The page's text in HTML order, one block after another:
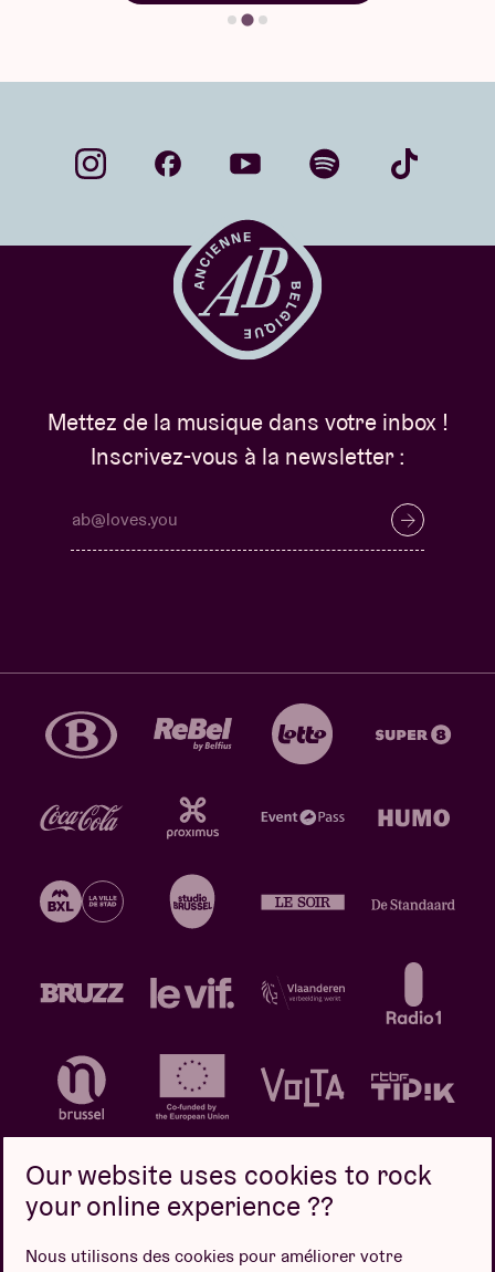
Mettez de la musique dans votre inbox !
Inscrivez-vous à la newsletter :
Politique de confidentialité Politique de cookies
Our website uses cookies to rock
your online experience ??
Nous utilisons des cookies pour améliorer votre